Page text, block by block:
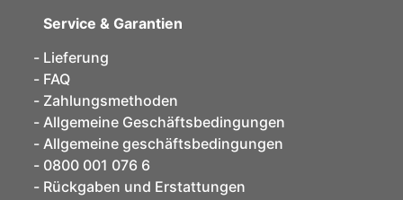
Service & Garantien
Lieferung
FAQ
Zahlungsmethoden
Allgemeine Geschäftsbedingungen
Allgemeine geschäftsbedingungen
0800 001 076 6
Rückgaben und Erstattungen